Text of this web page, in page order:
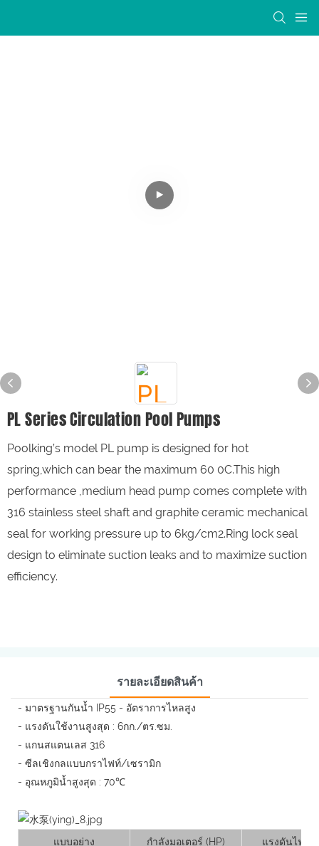
PL Series Circulation Pool Pumps
Poolking’s model PL pump is designed for hot
spring,which can bear the maximum 60 0C.This high
performance ,medium head pump comes complete with
316 stainless steel shaft and graphite ceramic mechanical
seal for working pressure up to 6kg/cm2.Ring lock seal
design to eliminate suction leaks and to maximize suction
efficiency.
รายละเอียดสินค้า
- มาตรฐานกันน้ำ IP55 - อัตราการไหลสูง
- แรงดันใช้งานสูงสุด : 6กก./ตร.ซม.
- แกนสแตนเลส 316
- ซีลเชิงกลแบบกราไฟท์/เซรามิก
- อุณหภูมิน้ำสูงสุด : 70℃
แบบอย่าง กำลังมอเตอร์ (HP) แรงดันไฟฟ้า